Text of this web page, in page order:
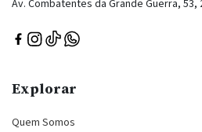
Av. Combatentes da Grande Guerra, 53,
Explorar
Quem Somos